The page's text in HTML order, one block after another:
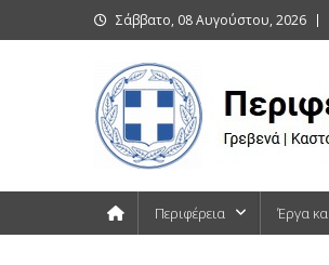
to
Σάββατο, 08 Αυγούστου, 2026
Περιφέρεια Έργα